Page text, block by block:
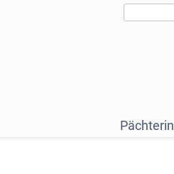
Pächterin